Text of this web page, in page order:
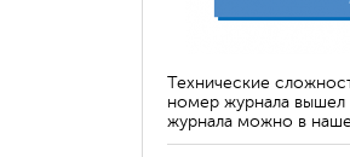
Технические
номер журнала вышел
журнала можно в